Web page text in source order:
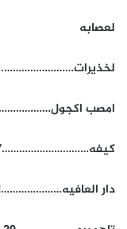
لعصابه
لخذيرات……………………..34
امصب اكجول………………..30
كيفه…………………………27 مم
دار العافيه…………………21 مم